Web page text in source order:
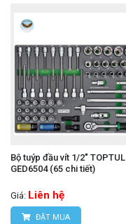
Bộ tuýp đầu vít 1/2" TOPTUL
GED6504 (65 chi tiết)
Giá: Liên hệ
ĐẶT MUA